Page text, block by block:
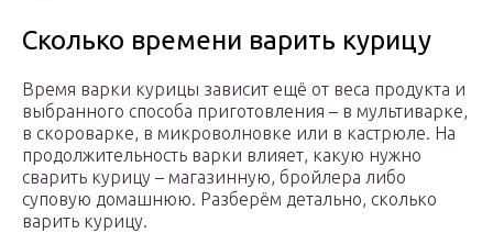
Сколько времени варить курицу
Время варки курицы зависит ещё от веса продукта и
выбранного способа приготовления – в мультиварке,
в скороварке, в микроволновке или в кастрюле. На
продолжительность варки влияет, какую нужно
сварить курицу – магазинную, бройлера либо
суповую домашнюю. Разберём детально, сколько
варить курицу.